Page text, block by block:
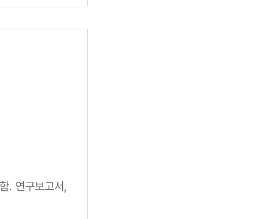
. 연구보고서,